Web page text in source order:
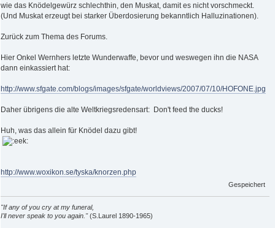
wie das Knödelgewürz schlechthin, den Muskat, damit es nicht vorschmeckt.
(Und Muskat erzeugt bei starker Überdosierung bekanntlich Halluzinationen).
Zurück zum Thema des Forums.
Hier Onkel Wernhers letzte Wunderwaffe, bevor und weswegen ihn die NASA
dann einkassiert hat:
http://www.sfgate.com/blogs/images/sfgate/worldviews/2007/07/10/HOFONE.jpg
Daher übrigens die alte Weltkriegsredensart: Don't feed the ducks!
Huh, was das allein für Knödel dazu gibt!
http://www.woxikon.se/tyska/knorzen.php
Gespeichert
"If any of you cry at my funeral,
I'll never speak to you again."(S.Laurel 1890-1965)